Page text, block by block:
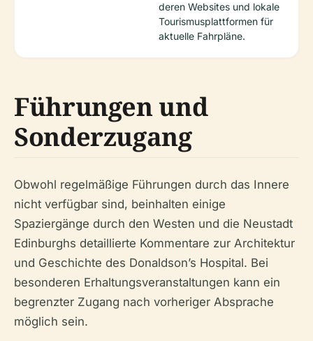
deren Websites und lokale
Tourismusplattformen für
aktuelle Fahrpläne.
Führungen und
Sonderzugang
Obwohl regelmäßige Führungen durch das Innere
nicht verfügbar sind, beinhalten einige
Spaziergänge durch den Westen und die Neustadt
Edinburghs detaillierte Kommentare zur Architektur
und Geschichte des Donaldson’s Hospital. Bei
besonderen Erhaltungsveranstaltungen kann ein
begrenzter Zugang nach vorheriger Absprache
möglich sein.